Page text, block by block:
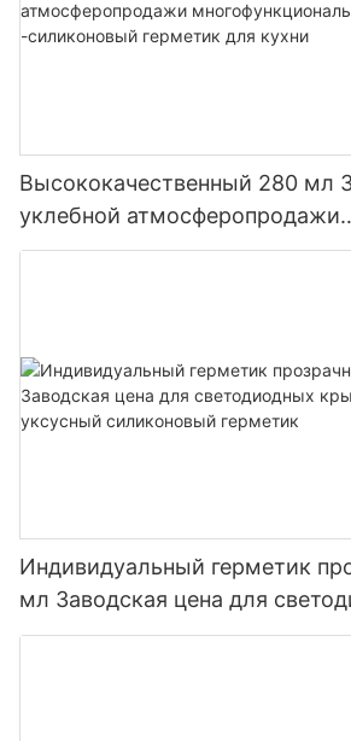
Высококачественный 280 мл
уклебной атмосферопродажи
многофункциональный клей -
Индивидуальный герметик
мл Заводская цена для
желобов уксусный